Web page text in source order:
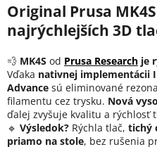
Original Prusa
najrýchlejších 3D
💨 MK4S od Prusa Research je
Vďaka nativnej implementácii
Advance sú eliminované
filamentu cez trysku. Nová
ďalej zvyšuje kvalitu a rýchlosť
🔹 Výsledok? Rýchla tlač, tichý
priamo na stole, bez rušenia